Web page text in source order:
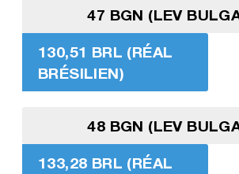
47 BGN (LEV
130,51 BRL (RÉAL
BRÉSILIEN)
48 BGN (LEV
133,28 BRL (RÉAL